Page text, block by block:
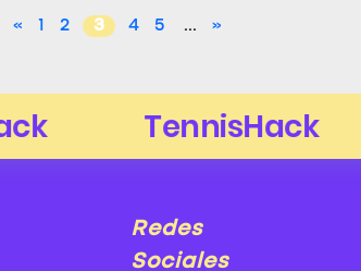
« 1 2 3 4 5 ... »
Redes
Sociales